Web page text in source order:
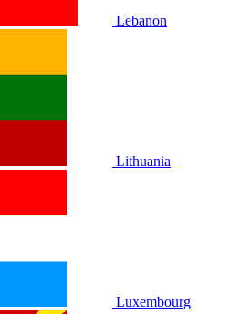
Lebanon
Lithuania
Luxembourg